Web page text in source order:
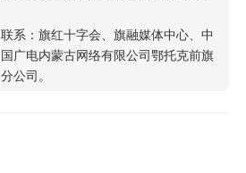
联系：旗红十字会、旗融媒体中心、中
国广电内蒙古网络有限公司鄂托克前旗
分公司。